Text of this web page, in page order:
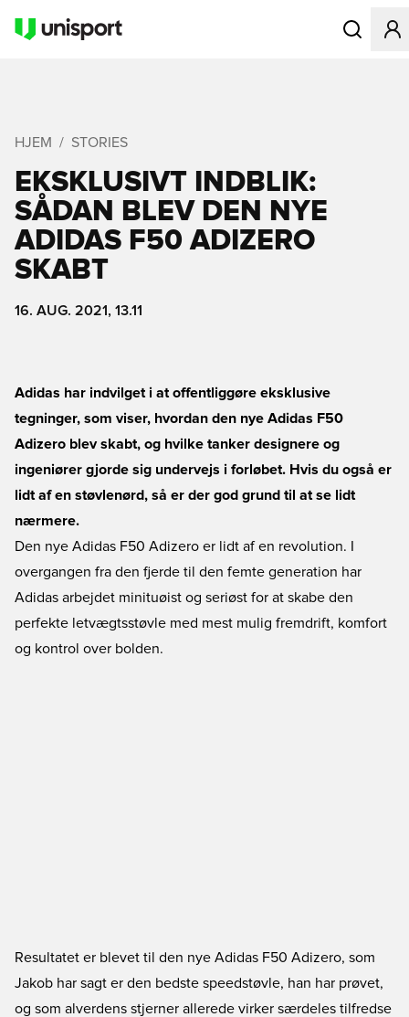
Åbner en
HJEM STORIES
EKSKLUSIVT INDBLIK:
SÅDAN BLEV DEN NYE
ADIDAS F50 ADIZERO
SKABT
16. AUG. 2021, 13.11
Adidas har indvilget i at offentliggøre eksklusive
tegninger, som viser, hvordan den nye Adidas F50
Adizero blev skabt, og hvilke tanker designere og
ingeniører gjorde sig undervejs i forløbet. Hvis du også er
lidt af en støvlenørd, så er der god grund til at se lidt
nærmere.
Den nye Adidas F50 Adizero er lidt af en revolution. I
overgangen fra den fjerde til den femte generation har
Adidas arbejdet minituøist og seriøst for at skabe den
perfekte letvægtsstøvle med mest mulig fremdrift, komfort
og kontrol over bolden.
Resultatet er blevet til den nye Adidas F50 Adizero, som
Jakob har sagt er den bedste speedstøvle, han har prøvet,
og som alverdens stjerner allerede virker særdeles tilfredse